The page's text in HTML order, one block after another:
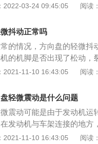
在的车辆设计已经非常的
话，可以考虑改变自己的驾
过长时间的过度磨损开始
店检修。
2022-03-24 09:45:05 阅读
抖动正常吗
的情况，方向盘的轻微
的机脚是否出现了松动，
时进行维修。机动车的方
向盘和四幅方向盘，在这
发展已经发展为三幅方向
保养的。
2021-11-10 16:43:05 阅读
轻微震动是什么问题
震动可能是由于发动机运
发动机与车架连接的地方
避免发动机的震动直接传
2021-11-10 16:43:05 阅读